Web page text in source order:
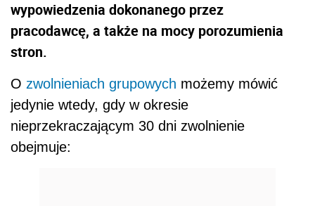
wypowiedzenia dokonanego przez
pracodawcę, a także na mocy porozumienia
stron.
O zwolnieniach grupowych możemy mówić
jedynie wtedy, gdy w okresie
nieprzekraczającym 30 dni zwolnienie
obejmuje: